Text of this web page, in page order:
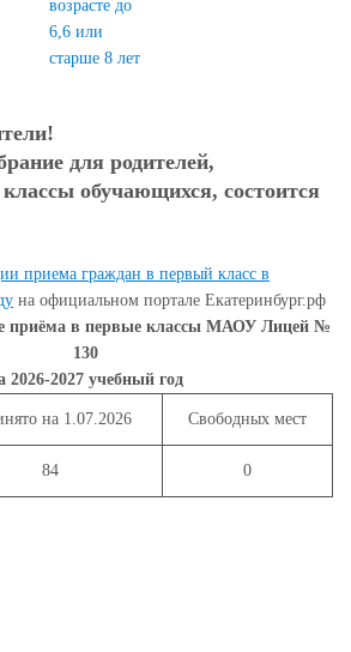
возрасте до
6,6 или
старше 8 лет
для родителей,
обучающихся, состоится
приема граждан в первый класс в
на официальном портале Екатеринбург.рф
приёма в первые классы МАОУ Лицей №
130
2026-2027 учебный год
на 1.07.2026 Свободных мест
84 0